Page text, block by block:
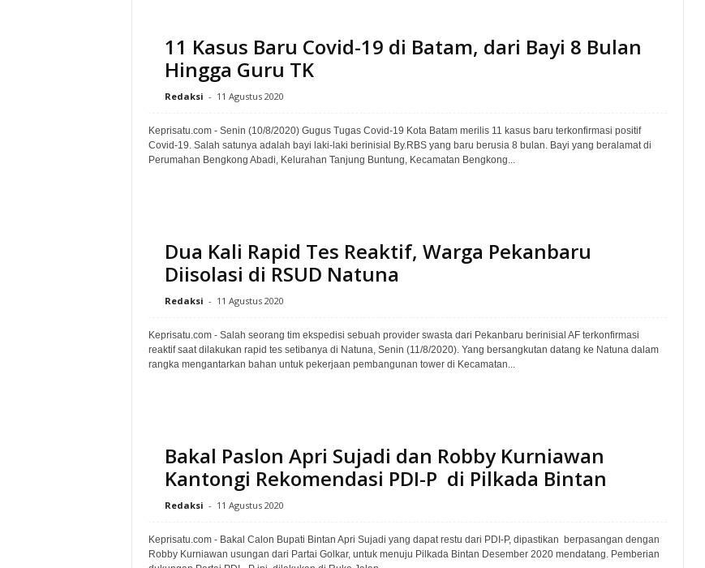
11 Kasus Baru Covid-19 di Batam, dari Bayi 8 Bulan
Hingga Guru TK
Redaksi - 11 Agustus 2020
Keprisatu.com - Senin (10/8/2020) Gugus Tugas Covid-19 Kota Batam merilis 11 kasus baru terkonfirmasi positif
Covid-19. Salah satunya adalah bayi laki-laki berinisial By.RBS yang baru berusia 8 bulan. Bayi yang beralamat di
Perumahan Bengkong Abadi, Kelurahan Tanjung Buntung, Kecamatan Bengkong...
Dua Kali Rapid Tes Reaktif, Warga Pekanbaru
Diisolasi di RSUD Natuna
Redaksi - 11 Agustus 2020
Keprisatu.com - Salah seorang tim ekspedisi sebuah provider swasta dari Pekanbaru berinisial AF terkonfirmasi
reaktif saat dilakukan rapid tes setibanya di Natuna, Senin (11/8/2020). Yang bersangkutan datang ke Natuna dalam
rangka mengantarkan bahan untuk pekerjaan pembangunan tower di Kecamatan...
Bakal Paslon Apri Sujadi dan Robby Kurniawan
Kantongi Rekomendasi PDI-P di Pilkada Bintan
Redaksi - 11 Agustus 2020
Keprisatu.com - Bakal Calon Bupati Bintan Apri Sujadi yang dapat restu dari PDI-P, dipastikan berpasangan dengan
Robby Kurniawan usungan dari Partai Golkar, untuk menuju Pilkada Bintan Desember 2020 mendatang. Pemberian